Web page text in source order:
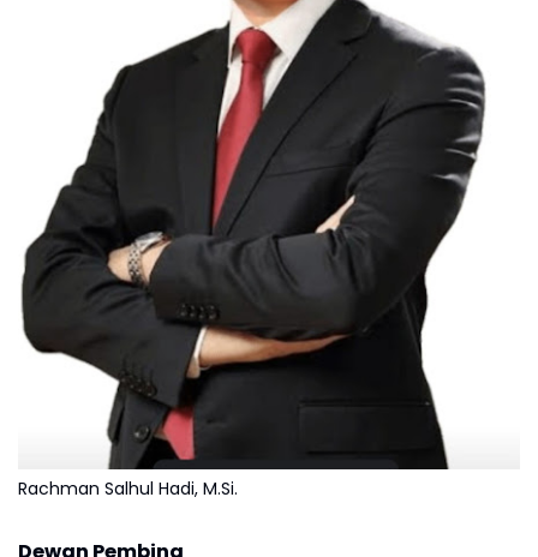
Rachman Salhul Hadi, M.Si.
Dewan Pembina